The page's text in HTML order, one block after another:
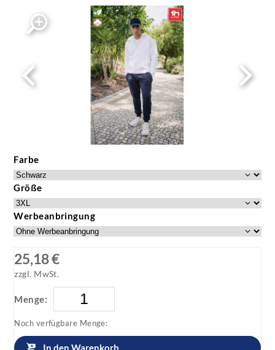
Farbe
Größe
Werbeanbringung
25,18 €
zzgl. MwSt.
Menge:
Noch verfügbare Menge:
In den Warenkorb